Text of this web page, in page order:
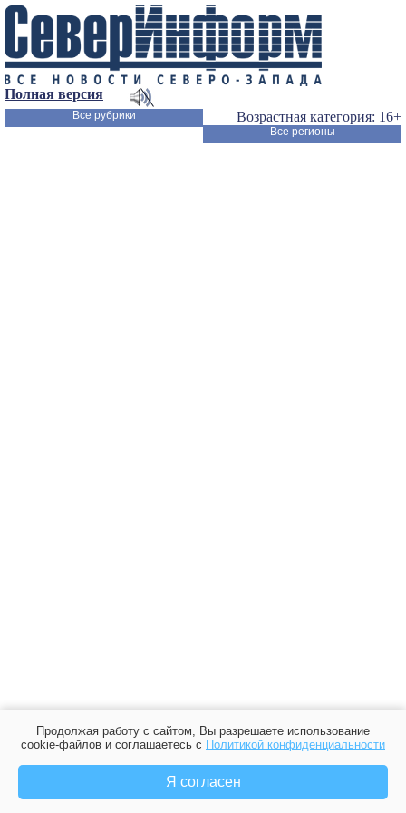
Полная версия
Возрастная категория: 16+
Все рубрики
Все регионы
Продолжая работу с сайтом, Вы разрешаете использование
cookie-файлов и соглашаетесь с Политикой конфиденциальности
Я согласен